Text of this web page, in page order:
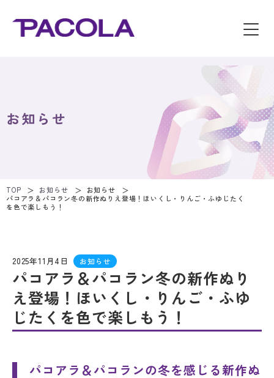
お知らせ
TOP お知らせ
お知らせ
パコアラ＆パコラン冬の新作ぬりえ登場！ほいくし・りんご・ふゆじたく
を色で楽しもう！
2025年11月4日 お知らせ
パコアラ＆パコラン冬の新作ぬり
え登場！ほいくし・りんご・ふゆ
じたくを色で楽しもう！
パコアラ＆パコランの冬を感じる新作ぬ